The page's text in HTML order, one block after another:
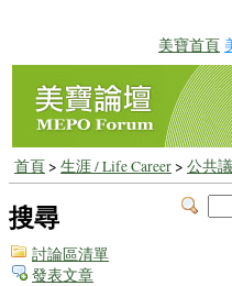
美寶首頁
首頁> 生涯 / Life Career> 公共
搜尋
討論區清單
發表文章